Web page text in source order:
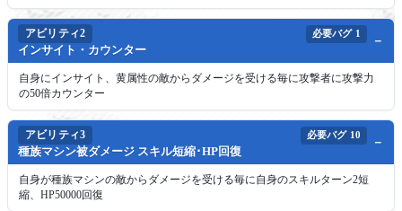
アビリティ2 必要バグ 1
インサイト・カウンター
自身にインサイト、黄属性の敵からダメージを受ける毎に攻撃者に攻撃力
の50倍カウンター
アビリティ3 必要バグ 10
種族マシン被ダメージ スキル短縮･HP回復
自身が種族マシンの敵からダメージを受ける毎に自身のスキルターン2短
縮、HP50000回復